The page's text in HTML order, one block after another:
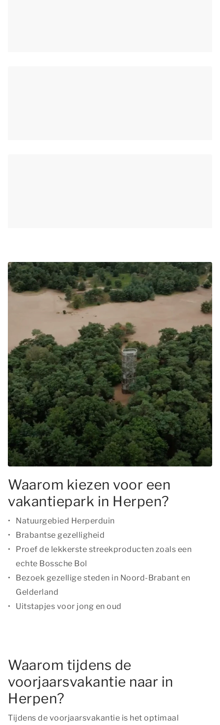
Waarom kiezen voor een
vakantiepark in Herpen?
Natuurgebied Herperduin
Brabantse gezelligheid
Proef de lekkerste streekproducten zoals een
echte Bossche Bol
Bezoek gezellige steden in Noord-Brabant en
Gelderland
Uitstapjes voor jong en oud
Waarom tijdens de
voorjaarsvakantie naar in
Herpen?
Tijdens de voorjaarsvakantie is het optimaal